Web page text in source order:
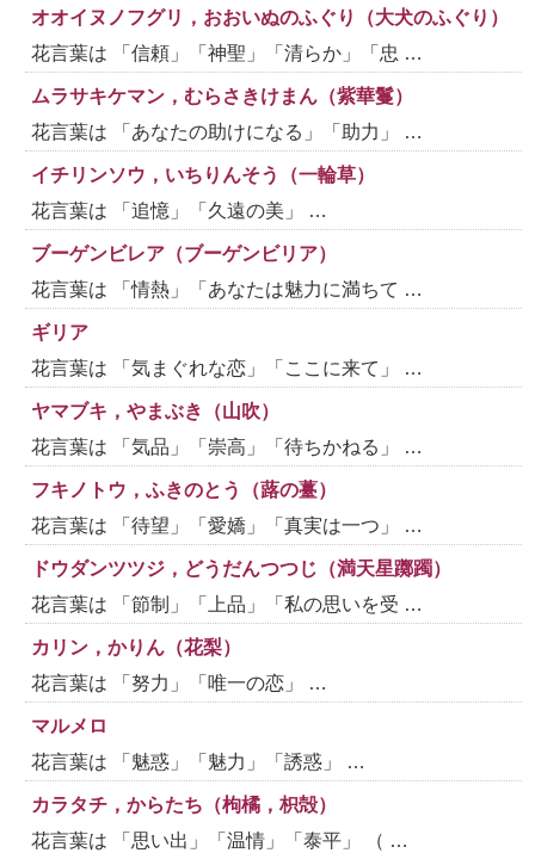
オオイヌノフグリ，おおいぬのふぐり（大犬のふぐり）
花言葉は 「信頼」「神聖」「清らか」「忠 …
ムラサキケマン，むらさきけまん（紫華鬘）
花言葉は 「あなたの助けになる」「助力」 …
イチリンソウ，いちりんそう（一輪草）
花言葉は 「追憶」「久遠の美」 …
ブーゲンビレア（ブーゲンビリア）
花言葉は 「情熱」「あなたは魅力に満ちて …
ギリア
花言葉は 「気まぐれな恋」「ここに来て」 …
ヤマブキ，やまぶき（山吹）
花言葉は 「気品」「崇高」「待ちかねる」 …
フキノトウ，ふきのとう（蕗の薹）
花言葉は 「待望」「愛嬌」「真実は一つ」 …
ドウダンツツジ，どうだんつつじ（満天星躑躅）
花言葉は 「節制」「上品」「私の思いを受 …
カリン，かりん（花梨）
花言葉は 「努力」「唯一の恋」 …
マルメロ
花言葉は 「魅惑」「魅力」「誘惑」 …
カラタチ，からたち（枸橘，枳殻）
花言葉は 「思い出」「温情」「泰平」 （ …